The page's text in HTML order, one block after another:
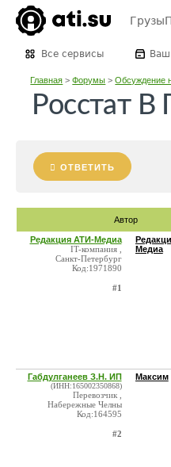
Грузы
Все сервисы
Главная >Форумы >Обсуждение
Росстат
ОТВЕТИТЬ
Автор
Редакция АТИ-Медиа
IT-компания ,
Санкт-Петербург
Код:1971890
#1
Медиа
Габдулганеев З.Н. ИП
(ИНН:165002350868)
Перевозчик ,
Набережные Челны
Код:164595
#2
Максим